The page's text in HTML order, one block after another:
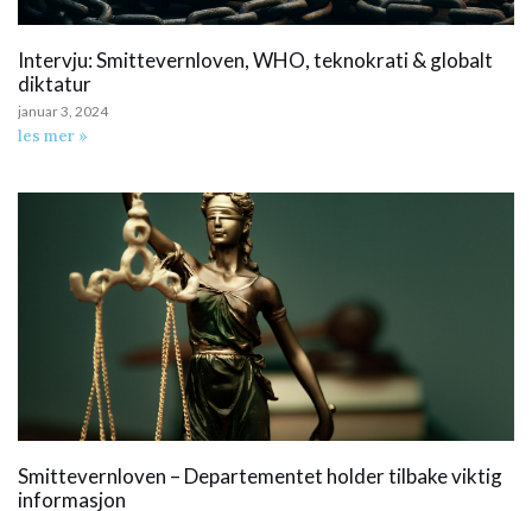
Intervju: Smittevernloven, WHO, teknokrati & globalt
diktatur
januar 3, 2024
les mer »
Smittevernloven – Departementet holder tilbake viktig
informasjon